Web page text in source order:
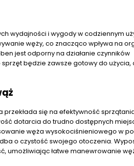
wydajności i wygody w codziennym
węży, co znacząco wpływa na
jest odporny na działanie czynników
będzie zawsze gotowy do użycia,
przekłada się na efektywność
dotarcia do trudno dostępnych
węża wysokociśnieniowego w
o czystość swojego otoczenia.
umożliwiając łatwe manewrowanie